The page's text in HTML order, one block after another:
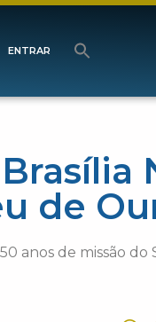
ENTRAR
de
anos de missão do